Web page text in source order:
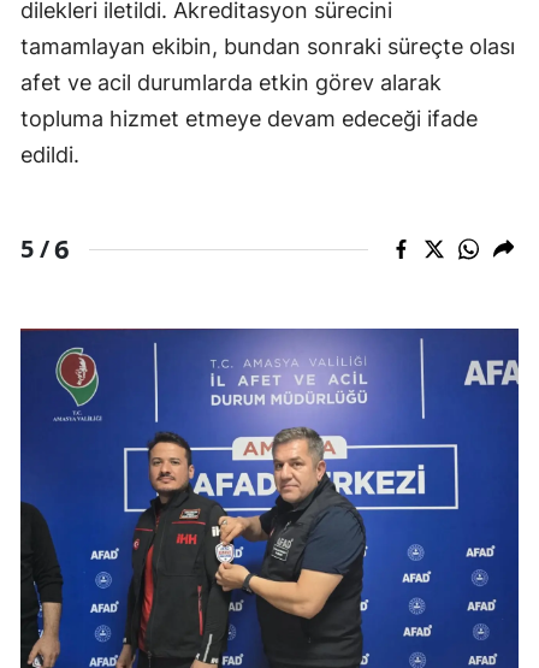
dilekleri iletildi. Akreditasyon sürecini
tamamlayan ekibin, bundan sonraki süreçte olası
afet ve acil durumlarda etkin görev alarak
topluma hizmet etmeye devam edeceği ifade
edildi.
5 /6